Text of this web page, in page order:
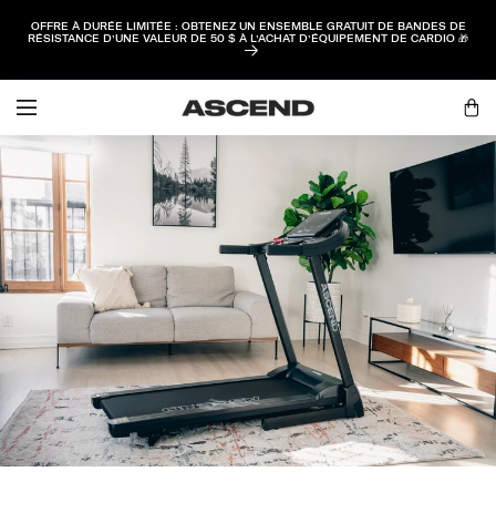
CONTENU
OFFRE À DURÉE LIMITÉE : OBTENEZ UN ENSEMBLE GRATUIT DE BANDES DE
RÉSISTANCE D’UNE VALEUR DE 50 $ À L’ACHAT D’ÉQUIPEMENT DE CARDIO 🎁
session